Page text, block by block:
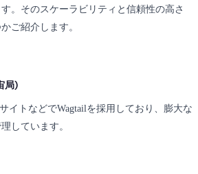
。そのスケーラビリティと信頼性の高さ
ご紹介します。
局)
サイトなどでWagtailを採用しており、膨大な
しています。